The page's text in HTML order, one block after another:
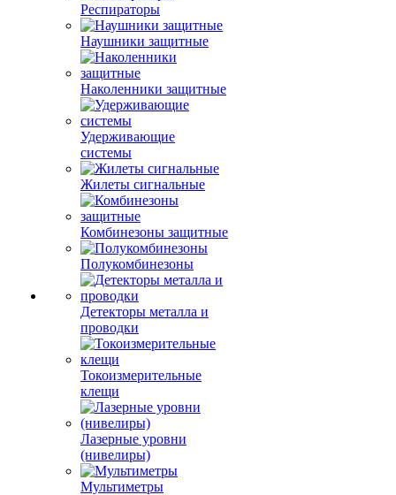
Респираторы
Наушники защитные
Наколенники защитные
Удерживающие
системы
Жилеты сигнальные
Комбинезоны защитные
Полукомбинезоны
Детекторы металла и
проводки
Токоизмерительные
клещи
Лазерные уровни
(нивелиры)
Мультиметры